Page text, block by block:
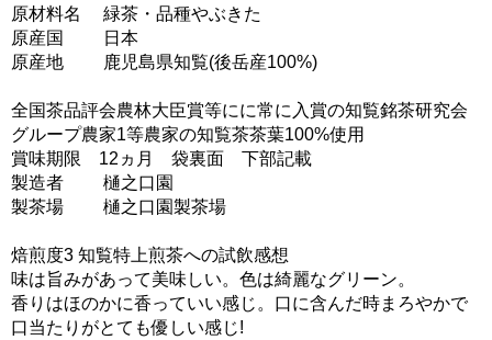
原材料名 緑茶・品種やぶきた
原産国 日本
原産地 鹿児島県知覧(後岳産100%)
全国茶品評会農林大臣賞等にに常に入賞の知覧銘茶研究会
グループ農家1等農家の知覧茶茶葉100%使用
賞味期限 12ヵ月 袋裏面 下部記載
製造者 樋之口園
製茶場 樋之口園製茶場
焙煎度3 知覧特上煎茶への試飲感想
味は旨みがあって美味しい。色は綺麗なグリーン。
香りはほのかに香っていい感じ。口に含んだ時まろやかで
口当たりがとても優しい感じ!